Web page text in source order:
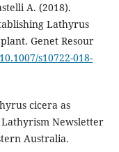
A. (2018).
Lathyrus
Genet Resour
s10722-018-
cicera as
Newsletter
Australia.